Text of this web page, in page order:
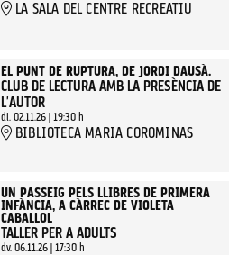
LA SALA DEL CENTRE RECREATIU
EL PUNT DE RUPTURA, DE JORDI DAUSÀ.
CLUB DE LECTURA AMB LA PRESÈNCIA DE
L'AUTOR
dl. 02.11.26| 19:30 h
BIBLIOTECA MARIA COROMINAS
UN PASSEIG PELS LLIBRES DE PRIMERA
INFÀNCIA, A CÀRREC DE VIOLETA
CABALLOL
TALLER PER A ADULTS
dv. 06.11.26| 17:30 h